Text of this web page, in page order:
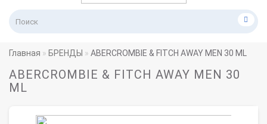
Главная БРЕНДЫ ABERCROMBIE & FITCH AWAY MEN 30 ML
ABERCROMBIE & FITCH AWAY MEN 30
ML